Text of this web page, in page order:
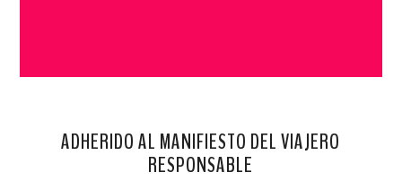
ADHERIDO AL MANIFIESTO DEL VIAJERO
RESPONSABLE